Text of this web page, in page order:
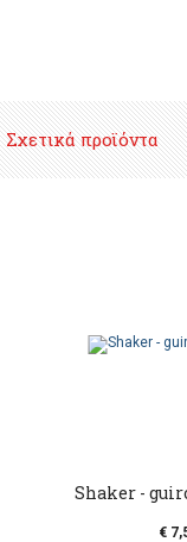
Σχετικά προϊόντα
Shaker -
€